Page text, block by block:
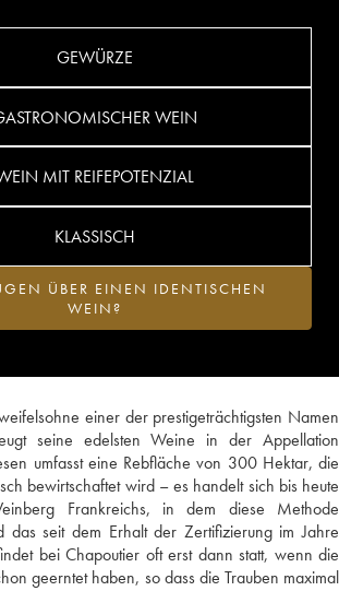
einer der prestigeträchtigsten Namen
seine edelsten Weine in der Appellation
umfasst eine Rebfläche von 300 Hektar, die
bewirtschaftet wird – es handelt sich bis heute
Frankreichs, in dem diese Methode
das seit dem Erhalt der Zertifizierung im Jahre
bei Chapoutier oft erst dann statt, wenn die
geerntet haben, so dass die Trauben maximal
GEWÜRZE
WEIN
MIT REIFEPOTENZIAL
KLASSISCH
ÜBER EINEN IDENTISCHEN
WEIN?